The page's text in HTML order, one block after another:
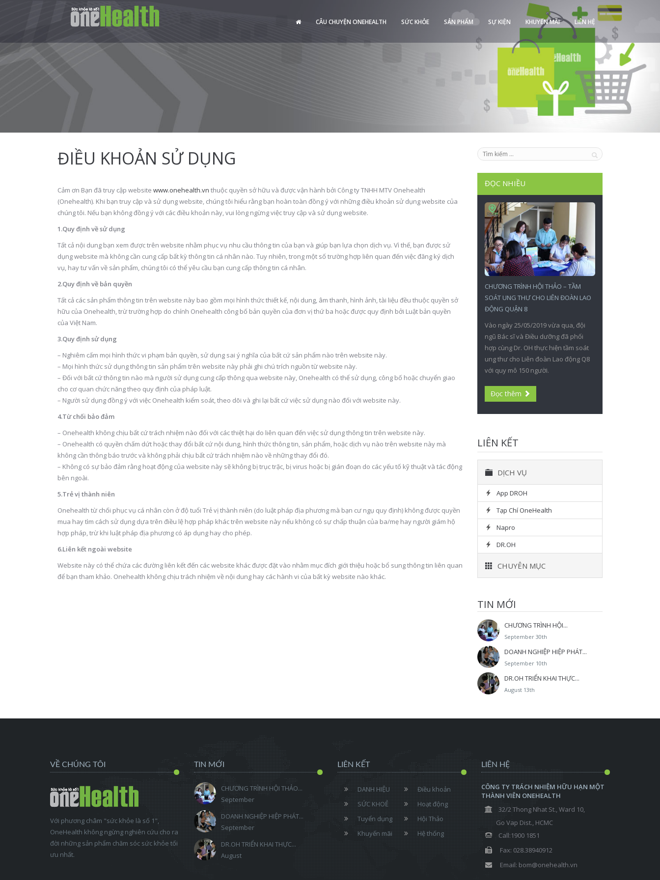
CÂU CHUYỆN ONEHEALTH SỨC KHỎE SẢN PHẨM SỰ KIỆN KHUYẾN MÃI LIÊN HỆ
ĐIỀU KHOẢN SỬ DỤNG
Cảm ơn Bạn đã truy cập website www.onehealth.vn thuộc quyền sở hữu và được vận hành bởi Công ty TNHH MTV Onehealth
(Onehealth). Khi bạn truy cập và sử dụng website, chúng tôi hiểu rằng bạn hoàn toàn đồng ý với những điều khoản sử dụng website của
chúng tôi. Nếu bạn không đồng ý với các điều khoản này, vui lòng ngừng việc truy cập và sử dụng website.
1.Quy định về sử dụng
Tất cả nội dung bạn xem được trên website nhằm phục vụ nhu cầu thông tin của bạn và giúp bạn lựa chọn dịch vụ. Vì thế, bạn được sử
dụng website mà không cần cung cấp bất kỳ thông tin cá nhân nào. Tuy nhiên, trong một số trường hợp liên quan đến việc đăng ký dịch
vụ, hay tư vấn về sản phẩm, chúng tôi có thể yêu cầu bạn cung cấp thông tin cá nhân.
2.Quy định về bản quyền
Tất cả các sản phẩm thông tin trên website này bao gồm mọi hình thức thiết kế, nội dung, âm thanh, hình ảnh, tài liệu đều thuộc quyền sở
hữu của Onehealth, trừ trường hợp do chính Onehealth công bố bản quyền của đơn vị thứ ba hoặc được quy định bởi Luật bản quyền
của Việt Nam.
3.Quy định sử dụng
– Nghiêm cấm mọi hình thức vi phạm bản quyền, sử dụng sai ý nghĩa của bất cứ sản phẩm nào trên website này.
– Mọi hình thức sử dụng thông tin sản phẩm trên website này phải ghi chú trích nguồn từ website này.
– Đối với bất cứ thông tin nào mà người sử dụng cung cấp thông qua website này, Onehealth có thể sử dụng, công bố hoặc chuyển giao
cho cơ quan chức năng theo quy định của pháp luật.
– Người sử dụng đồng ý với việc Onehealth kiểm soát, theo dõi và ghi lại bất cứ việc sử dụng nào đối với website này.
4.Từ chối bảo đảm
– Onehealth không chịu bất cứ trách nhiệm nào đối với các thiệt hại do liên quan đến việc sử dụng thông tin trên website này.
– Onehealth có quyền chấm dứt hoặc thay đổi bất cứ nội dung, hình thức thông tin, sản phẩm, hoặc dịch vụ nào trên website này mà
không cần thông báo trước và không phải chịu bất cứ trách nhiệm nào về những thay đổi đó.
– Không có sự bảo đảm rằng hoạt động của website này sẽ không bị trục trặc, bị virus hoặc bị gián đoạn do các yếu tố kỹ thuật và tác động
bên ngoài.
5.Trẻ vị thành niên
Onehealth từ chối phục vụ cá nhân còn ở độ tuổi Trẻ vị thành niên (do luật pháp địa phương mà bạn cư ngụ quy định) không được quyền
mua hay tìm cách sử dụng dựa trên điều lệ hợp pháp khác trên website này nếu không có sự chấp thuận của ba/mẹ hay người giám hộ
hợp pháp, trừ khi luật pháp địa phương có áp dụng hay cho phép.
6.Liên kết ngoài website
Website này có thể chứa các đường liên kết đến các website khác được đặt vào nhằm mục đích giới thiệu hoặc bổ sung thông tin liên quan
để bạn tham khảo. Onehealth không chịu trách nhiệm về nội dung hay các hành vi của bất kỳ website nào khác.
ĐỌC NHIỀU
CHƯƠNG TRÌNH HỘI THẢO – TẦM
SOÁT UNG THƯ CHO LIÊN ĐOÀN LAO
ĐỘNG QUẬN 8
Vào ngày 25/05/2019 vừa qua, đội
ngũ Bác sĩ và Điều dưỡng đã phối
hợp cùng Dr. OH thực hiện tầm soát
ung thư cho Liên đoàn Lao động Q8
với quy mô 150 người.
Đọc thêm
LIÊN KẾT
DỊCH VỤ
App DROH
Tạp Chí OneHealth
Napro
DR.OH
CHUYÊN MỤC
TIN MỚI
CHƯƠNG TRÌNH HỘI...
September 30th
DOANH NGHIỆP HIỆP PHÁT...
September 10th
DR.OH TRIỂN KHAI THỰC...
August 13th
VỀ CHÚNG TÔI
Với phương châm "sức khỏe là số 1",
OneHealth không ngừng nghiên cứu cho ra
đời những sản phẩm chăm sóc sức khỏe tối
ưu nhất.
TIN MỚI
CHƯƠNG TRÌNH HỘI THẢO...
September
DOANH NGHIỆP HIỆP PHÁT...
September
DR.OH TRIỂN KHAI THỰC...
August
LIÊN KẾT
DANH HIỆU
SỨC KHOẺ
Tuyển dụng
Khuyến mãi
Điều khoản
Hoạt động
Hội Thảo
Hệ thống
LIÊN HỆ
CÔNG TY TRÁCH NHIỆM HỮU HẠN MỘT
THÀNH VIÊN ONEHEALTH
32/2 Thong Nhat St., Ward 10,
Go Vap Dist., HCMC
Call:1900 1851
Fax: 028.38940912
Email: bom@onehealth.vn